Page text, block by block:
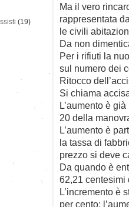
Ma il vero
rappresentata
le civili
Da non
Per i rifiuti la
sul numero dei
Ritocco
Si chiama
L’aumento è
20 della
L’aumento è
la tassa di
prezzo si deve
Da quando è
62,21 centesimi
L’incremento è
per cento:
(19)